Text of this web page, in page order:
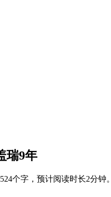
瑞9年
个字，预计阅读时长2分钟。